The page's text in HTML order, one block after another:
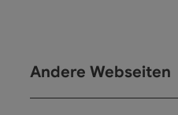
Andere Webseiten